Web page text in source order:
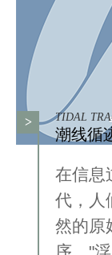
> TIDAL
潮线循
在信息
代，人
然的原